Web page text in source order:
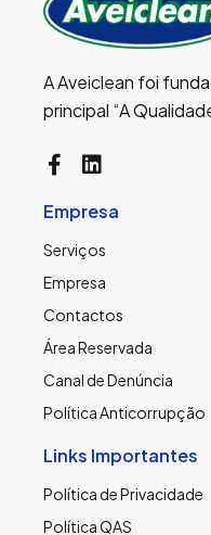
A Aveiclean foi
principal “A
Empresa
Serviços
Empresa
Contactos
Área Reservada
Canal de Denúncia
Política Anticorrupção
Links Importantes
Política de Privacidade
Política QAS